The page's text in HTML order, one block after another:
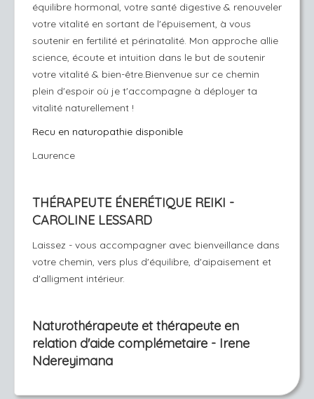
équilibre hormonal, votre santé digestive & renouveler
votre vitalité en sortant de l'épuisement, à vous
soutenir en fertilité et périnatalité. Mon approche allie
science, écoute et intuition dans le but de soutenir
votre vitalité & bien-être.Bienvenue sur ce chemin
plein d'espoir où je t'accompagne à déployer ta
vitalité naturellement !
Recu en naturopathie disponible
Laurence
THÉRAPEUTE ÉNERÉTIQUE REIKI -
CAROLINE LESSARD
Laissez - vous accompagner avec bienveillance dans
votre chemin, vers plus d'équilibre, d'aipaisement et
d'alligment intérieur.
Naturothérapeute et thérapeute en
relation d'aide complémetaire - Irene
Ndereyimana